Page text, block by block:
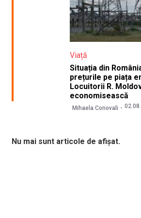
Viață
Situația din
prețurile pe piața
Locuitorii R.
economisească
Mihaela Conovali
Nu mai sunt articole de afișat.